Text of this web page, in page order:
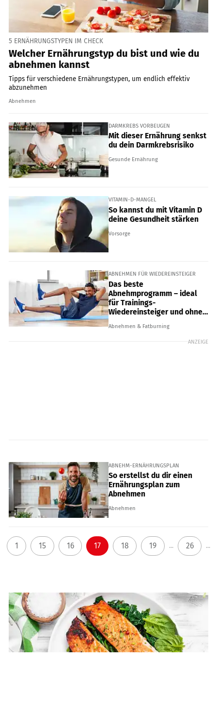
5 ERNÄHRUNGSTYPEN IM CHECK
Welcher Ernährungstyp du bist und wie du
abnehmen kannst
Tipps für verschiedene Ernährungstypen, um endlich effektiv
abzunehmen
Abnehmen
DARMKREBS VORBEUGEN
Mit dieser Ernährung senkst
du dein Darmkrebsrisiko
Gesunde Ernährung
VITAMIN-D-MANGEL
So kannst du mit Vitamin D
deine Gesundheit stärken
Vorsorge
ABNEHMEN FÜR WIEDEREINSTEIGER
Das beste
Abnehmprogramm – ideal
für Trainings-
Wiedereinsteiger und ohne
Abnehmen & Fatburning
ANZEIGE
ABNEHM-ERNÄHRUNGSPLAN
So erstellst du dir einen
Ernährungsplan zum
Abnehmen
Abnehmen
1 15 16 17 18 19 ... 26 ...